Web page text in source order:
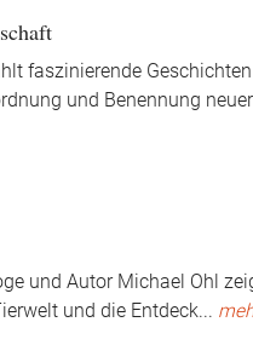
faszinierende
und Benennung
und Autor Michael Ohl
und die Entdeck...